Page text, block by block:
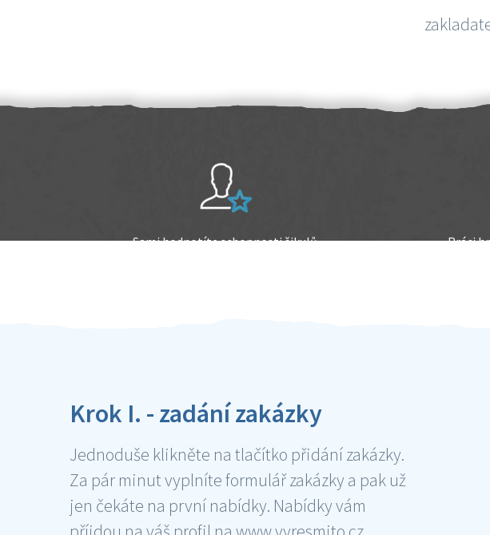
Sami hodnotíte schopnosti šikulů Práci
Krok I. - zadání zakázky
Jednoduše klikněte na tlačítko přidání zakázky.
Za pár minut vyplníte formulář zakázky a pak už
jen čekáte na první nabídky. Nabídky vám